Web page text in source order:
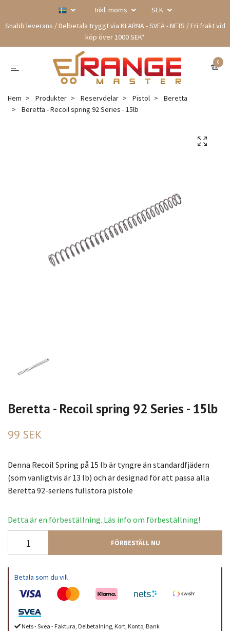
Inkl. moms
SEK
Snabb leverans / Delbetala tryggt via KLARNA - SVEA - NETS / Fri frakt vid
köp över 1000 SEK*
0
Hem Produkter Reservdelar Pistol
Beretta
Beretta - Recoil spring 92 Series - 15lb
Beretta - Recoil spring 92 Series - 15lb
99 SEK
Denna Recoil Spring på 15 lb är tyngre än standardfjädern
(som vanligtvis är 13 lb) och är designad för att passa alla
Beretta 92-seriens fullstora pistole
Detta är en förbeställning. Läs info om förbeställning!
FÖRBESTÄLL NU
Betala som du vill
Nets - Svea - Faktura, Delbetalning, Kort, Konto, Bank